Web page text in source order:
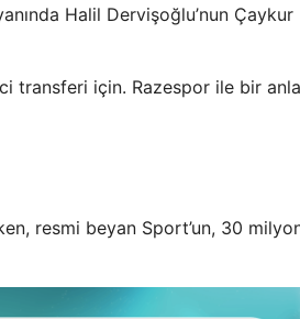
Halil Dervişoğlu’nun Çaykur
transferi için. Razespor ile bir
resmi beyan Sport’un, 30